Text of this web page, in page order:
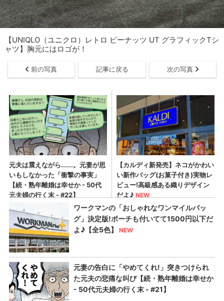
【UNIQLO（ユニクロ）レトロ ピーナッツ UT グラフィックTシ
ャツ】胸元にはロゴが！
前の写真 記事に戻る 次の写真